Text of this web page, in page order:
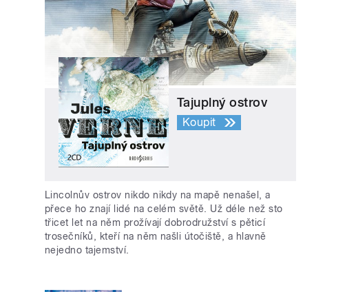
Tajuplný ostrov
Koupit
Lincolnův ostrov nikdo nikdy na mapě nenašel, a
přece ho znají lidé na celém světě. Už déle než sto
třicet let na něm prožívají dobrodružství s pěticí
trosečníků, kteří na něm našli útočiště, a hlavně
nejedno tajemství.